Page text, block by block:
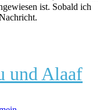
ist. Sobald ich
und Alaaf